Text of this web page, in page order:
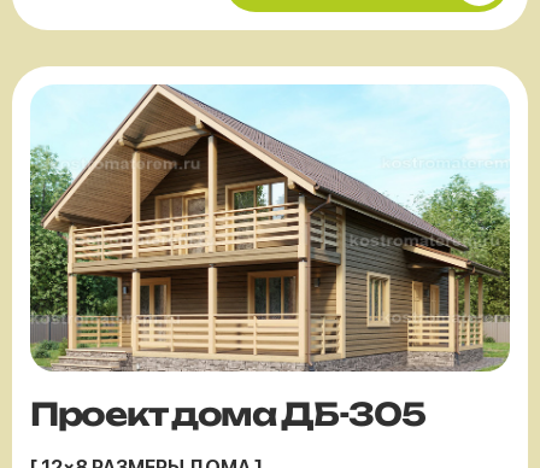
Проект дома ДБ-305